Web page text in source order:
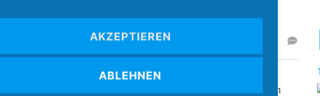
der vorhergegangenen Regenfälle war es nicht möglich, die Bahnen
1
86462 Langweid am Lech
40 Jahre
(kein Titel)
AKZEPTIEREN
ABLEHNEN